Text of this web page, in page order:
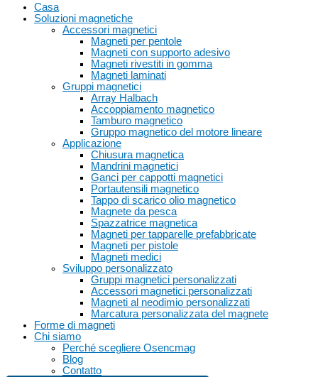
Casa
Soluzioni magnetiche
Accessori magnetici
Magneti per pentole
Magneti con supporto adesivo
Magneti rivestiti in gomma
Magneti laminati
Gruppi magnetici
Array Halbach
Accoppiamento magnetico
Tamburo magnetico
Gruppo magnetico del motore lineare
Applicazione
Chiusura magnetica
Mandrini magnetici
Ganci per cappotti magnetici
Portautensili magnetico
Tappo di scarico olio magnetico
Magnete da pesca
Spazzatrice magnetica
Magneti per tapparelle prefabbricate
Magneti per pistole
Magneti medici
Sviluppo personalizzato
Gruppi magnetici personalizzati
Accessori magnetici personalizzati
Magneti al neodimio personalizzati
Marcatura personalizzata del magnete
Forme di magneti
Chi siamo
Perché scegliere Osencmag
Blog
Contatto